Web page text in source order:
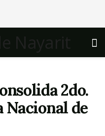
2do.
Nacional de